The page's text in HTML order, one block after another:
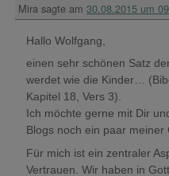
Mira sagte am 30.08.2015 um
Hallo Wolfgang,
einen sehr schönen Satz
werdet wie die Kinder…
Kapitel 18, Vers 3).
Ich möchte gerne mit Dir
Blogs noch ein paar meiner
Für mich ist ein zentraler
Vertrauen. Wir haben in